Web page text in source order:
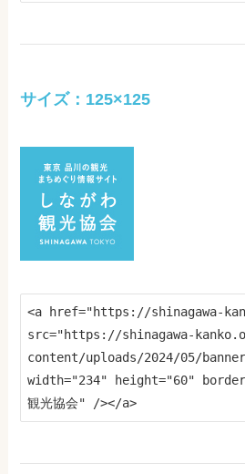
サイズ：125×125
<a href="https://shinagawa-
src="https://shinagawa-
content/uploads/2024/05/
width="234" height="60"
観光協会" /></a>